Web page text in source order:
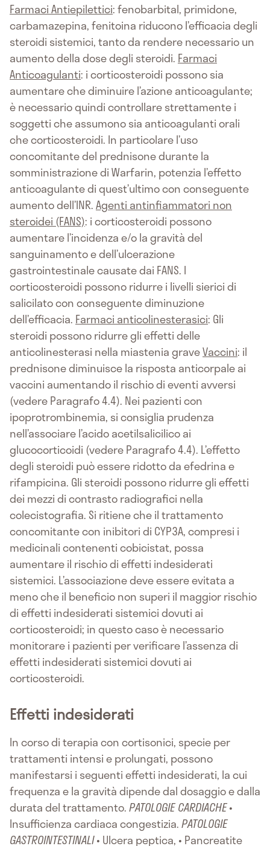
Farmaci Antiepilettici: fenobarbital, primidone,
carbamazepina, fenitoina riducono l’efficacia degli
steroidi sistemici, tanto da rendere necessario un
aumento della dose degli steroidi. Farmaci
Anticoagulanti: i corticosteroidi possono sia
aumentare che diminuire l’azione anticoagulante;
è necessario quindi controllare strettamente i
soggetti che assumono sia anticoagulanti orali
che corticosteroidi. In particolare l’uso
concomitante del prednisone durante la
somministrazione di Warfarin, potenzia l’effetto
anticoagulante di quest’ultimo con conseguente
aumento dell’INR.Agenti antinfiammatori non
steroidei (FANS): i corticosteroidi possono
aumentare l’incidenza e/o la gravità del
sanguinamento e dell’ulcerazione
gastrointestinale causate dai FANS. I
corticosteroidi possono ridurre i livelli sierici di
salicilato con conseguente diminuzione
dell’efficacia. Farmaci anticolinesterasici: Gli
steroidi possono ridurre gli effetti delle
anticolinesterasi nella miastenia graveVaccini: il
prednisone diminuisce la risposta anticorpale ai
vaccini aumentando il rischio di eventi avversi
(vedere Paragrafo 4.4). Nei pazienti con
ipoprotrombinemia, si consiglia prudenza
nell’associare l’acido acetilsalicilico ai
glucocorticoidi (vedere Paragrafo 4.4). L’effetto
degli steroidi può essere ridotto da efedrina e
rifampicina. Gli steroidi possono ridurre gli effetti
dei mezzi di contrasto radiografici nella
colecistografia. Si ritiene che il trattamento
concomitante con inibitori di CYP3A, compresi i
medicinali contenenti cobicistat, possa
aumentare il rischio di effetti indesiderati
sistemici. L’associazione deve essere evitata a
meno che il beneficio non superi il maggior rischio
di effetti indesiderati sistemici dovuti ai
corticosteroidi; in questo caso è necessario
monitorare i pazienti per verificare l’assenza di
effetti indesiderati sistemici dovuti ai
corticosteroidi.
Effetti indesiderati
In corso di terapia con cortisonici, specie per
trattamenti intensi e prolungati, possono
manifestarsi i seguenti effetti indesiderati, la cui
frequenza e la gravità dipende dal dosaggio e dalla
durata del trattamento.PATOLOGIE CARDIACHE•
Insufficienza cardiaca congestizia.PATOLOGIE
GASTROINTESTINALI• Ulcera peptica, • Pancreatite